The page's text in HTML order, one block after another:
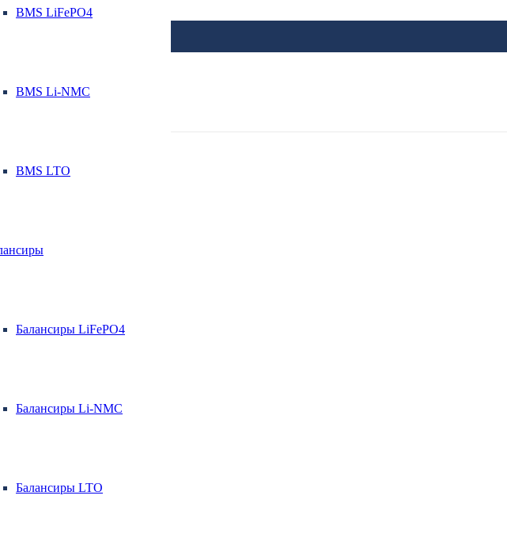
BMS LiFePO4
BMS Li-NMC
BMS LTO
Балансиры LiFePO4
Балансиры Li-NMC
Балансиры LTO